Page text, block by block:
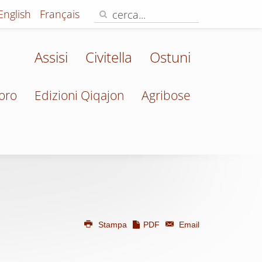
Français
Assisi Civitella Ostuni
Edizioni Qiqajon Agribose
Stampa PDF Email